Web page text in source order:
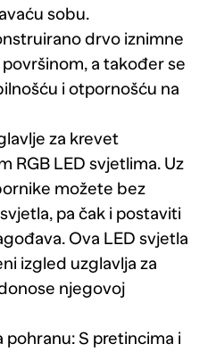
sobu.
drvo iznimne
a također se
i otpornošću na
za krevet
RGB LED svjetlima. Uz
možete bez
pa čak i postaviti
Ova LED svjetla
izgled uzglavlja za
njegovoj
pohranu: S pretincima i